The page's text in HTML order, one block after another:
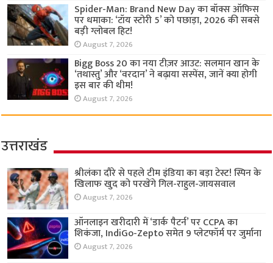
Spider-Man: Brand New Day का बॉक्स ऑफिस
पर धमाका: ‘टॉय स्टोरी 5’ को पछाड़ा, 2026 की सबसे
बड़ी ग्लोबल हिट!
August 7, 2026
Bigg Boss 20 का नया टीज़र आउट: सलमान खान के
‘तथास्तु’ और ‘वरदान’ ने बढ़ाया सस्पेंस, जानें क्या होगी
इस बार की थीम!
August 7, 2026
उत्तराखंड
श्रीलंका दौरे से पहले टीम इंडिया का बड़ा टेस्ट! स्पिन के
खिलाफ खुद को परखेंगे गिल-राहुल-जायसवाल
August 7, 2026
ऑनलाइन खरीदारी में ‘डार्क पैटर्न’ पर CCPA का
शिकंजा, IndiGo-Zepto समेत 9 प्लेटफॉर्म पर जुर्माना
August 7, 2026